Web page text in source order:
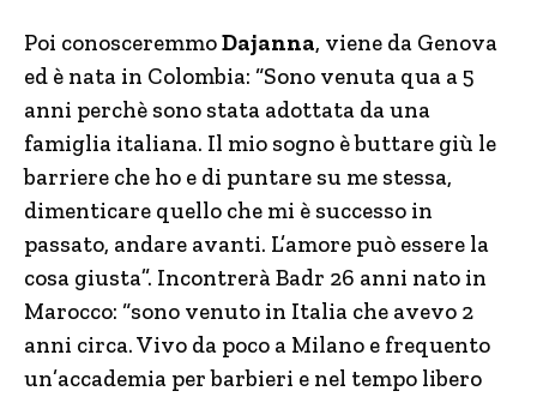
Poi conosceremmoDajanna, viene da Genova
ed è nata in Colombia: “Sono venuta qua a 5
anni perchè sono stata adottata da una
famiglia italiana. Il mio sogno è buttare giù le
barriere che ho e di puntare su me stessa,
dimenticare quello che mi è successo in
passato, andare avanti. L’amore può essere la
cosa giusta”. Incontrerà Badr 26 anni nato in
Marocco: “sono venuto in Italia che avevo 2
anni circa. Vivo da poco a Milano e frequento
un’accademia per barbieri e nel tempo libero